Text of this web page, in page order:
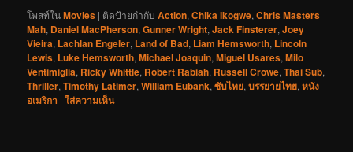
โพสท์ในMovies | ติดป้ายกำกับ Action,Chika Ikogwe,Chris Masters
Mah, Daniel MacPherson,Gunner Wright,Jack Finsterer,Joey
Vieira, Lachlan Engeler, Land of Bad, Liam Hemsworth, Lincoln
Lewis, Luke Hemsworth,Michael Joaquin,Miguel Usares,Milo
Ventimiglia, Ricky Whittle, Robert Rabiah, Russell Crowe,Thai Sub,
Thriller,Timothy Latimer,William Eubank,ซับไทย,บรรยายไทย,หนัง
อเมริกา |ใส่ความเห็น